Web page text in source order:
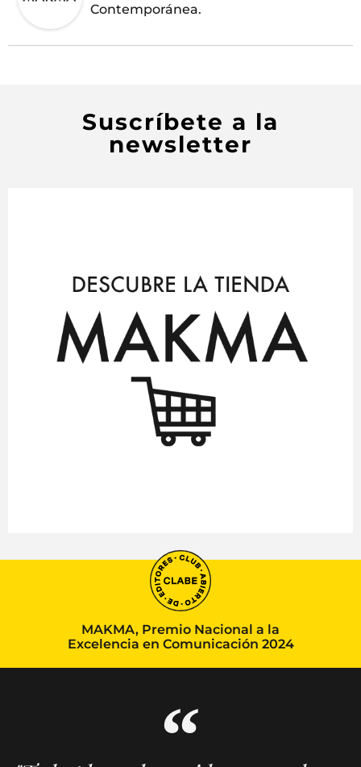
Contemporánea.
Suscríbete a la
newsletter
MAKMA, Premio Nacional a la
Excelencia en Comunicación 2024